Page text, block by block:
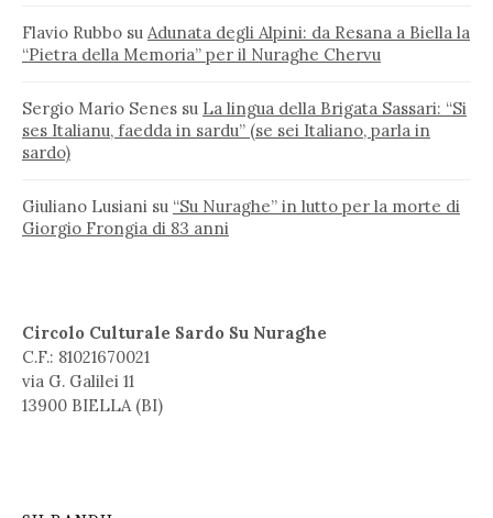
Flavio Rubbo su Adunata degli Alpini: da Resana a Biella la
“Pietra della Memoria” per il Nuraghe Chervu
Sergio Mario Senes su La lingua della Brigata Sassari: “Si
ses Italianu, faedda in sardu” (se sei Italiano, parla in
sardo)
Giuliano Lusiani su “Su Nuraghe” in lutto per la morte di
Giorgio Frongia di 83 anni
Circolo Culturale Sardo Su Nuraghe
C.F.: 81021670021
via G. Galilei 11
13900 BIELLA (BI)